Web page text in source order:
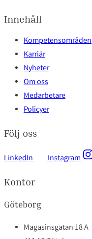
Innehåll
Kompetensområden
Karriär
Nyheter
Om oss
Medarbetare
Policyer
Följ oss
LinkedIn Instagram
Kontor
Göteborg
Magasinsgatan 18 A